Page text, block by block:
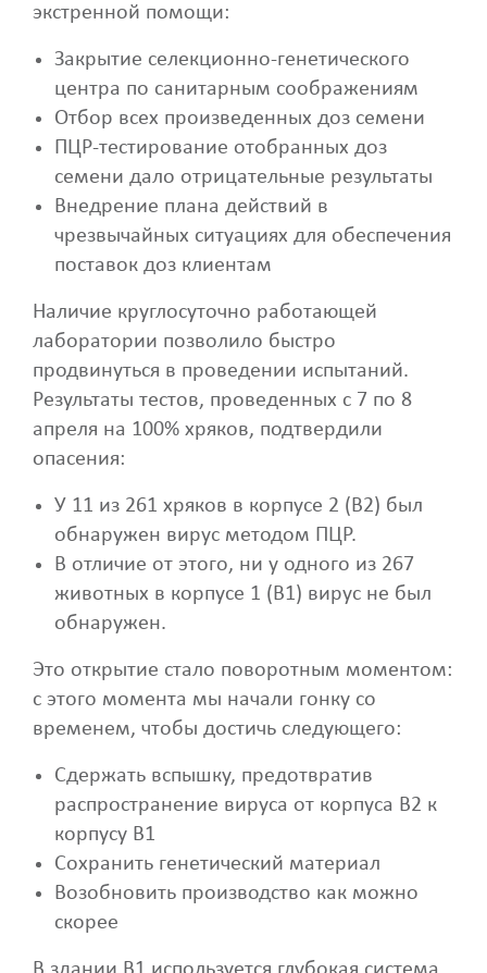
экстренной помощи:
Закрытие селекционно-генетического
центра по санитарным соображениям
Отбор всех произведенных доз семени
ПЦР-тестирование отобранных доз
семени дало отрицательные результаты
Внедрение плана действий в
чрезвычайных ситуациях для обеспечения
поставок доз клиентам
Наличие круглосуточно работающей
лаборатории позволило быстро
продвинуться в проведении испытаний.
Результаты тестов, проведенных с 7 по 8
апреля на 100% хряков, подтвердили
опасения:
У 11 из 261 хряков в корпусе 2 (B2) был
обнаружен вирус методом ПЦР.
В отличие от этого, ни у одного из 267
животных в корпусе 1 (B1) вирус не был
обнаружен.
Это открытие стало поворотным моментом:
с этого момента мы начали гонку со
временем, чтобы достичь следующего:
Сдержать вспышку, предотвратив
распространение вируса от корпуса B2 к
корпусу B1
Сохранить генетический материал
Возобновить производство как можно
скорее
В здании B1 используется глубокая система